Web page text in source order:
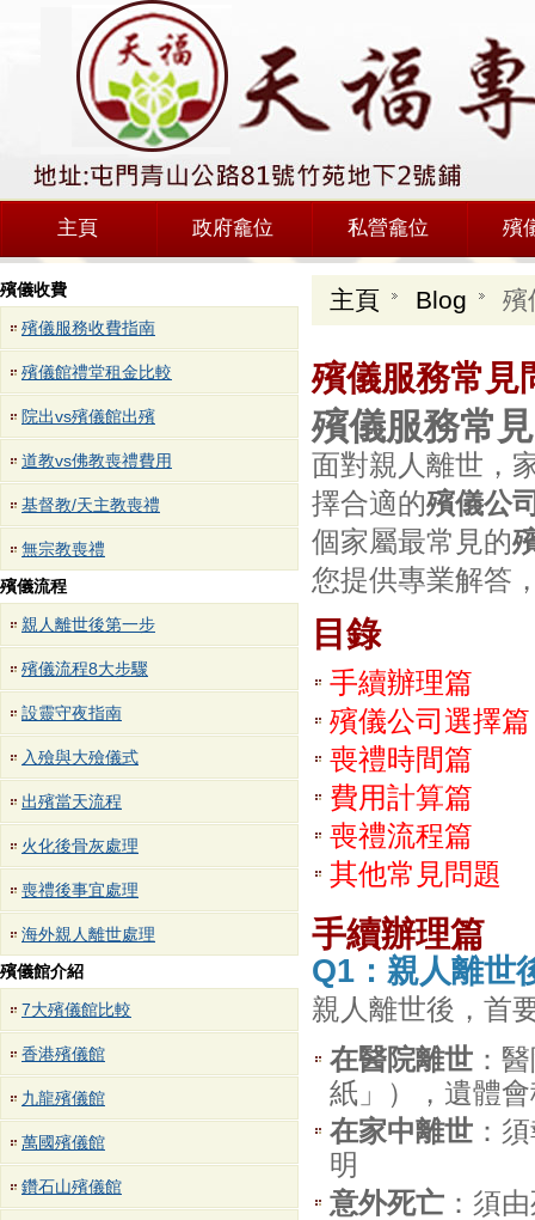
主頁 政府龕位 私營龕位 殯
殯儀收費
殯儀服務收費指南
殯儀館禮堂租金比較
院出vs殯儀館出殯
道教vs佛教喪禮費用
基督教/天主教喪禮
無宗教喪禮
殯儀流程
親人離世後第一步
殯儀流程8大步驟
設靈守夜指南
入殮與大殮儀式
出殯當天流程
火化後骨灰處理
喪禮後事宜處理
海外親人離世處理
殯儀館介紹
7大殯儀館比較
香港殯儀館
九龍殯儀館
萬國殯儀館
鑽石山殯儀館
主頁 Blog 殯
殯儀服務常見
殯儀服務常
面對親人離世，
擇合適的殯儀公
個家屬最常見的
您提供專業解答
目錄
手續辦理篇
殯儀公司選擇篇
喪禮時間篇
費用計算篇
喪禮流程篇
其他常見問題
手續辦理篇
Q1：親人離世
親人離世後，首
在醫院離世 ：
紙」），遺體
在家中離世 ：
明
意外死亡 ：須